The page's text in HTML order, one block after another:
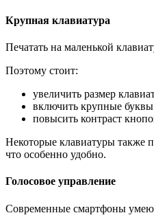
Крупная клавиатура
Печатать на маленькой
Поэтому стоит:
увеличить размер
включить крупные буквы
повысить контраст
Некоторые клавиатуры также
что особенно удобно.
Голосовое управление
Современные смартфоны